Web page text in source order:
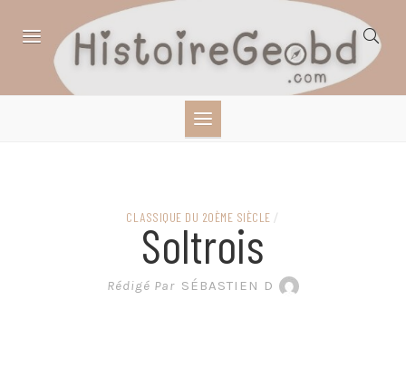
SCIENCES,
LITTÉRATURE EN
BANDE DESSINÉE
CLASSIQUE DU 20ÈME SIÈCLE /
Soltrois
Rédigé Par SÉBASTIEN D